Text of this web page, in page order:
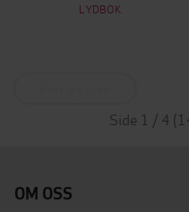
LYDBOK
Side 1 / 4
OM OSS